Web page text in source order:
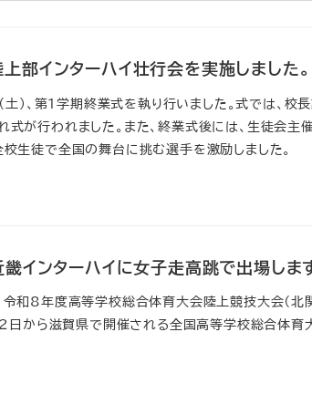
部インターハイ壮行会を実施しました。
、第1学期終業式を執り行いました。式では、校
が行われました。また、終業式後には、生徒会主
生徒で全国の舞台に挑む選手を激励しました。
畿インターハイに女子走高跳で出場しま
和8年度高等学校総合体育大会陸上競技大会（北
ら滋賀県で開催される全国高等学校総合体育大